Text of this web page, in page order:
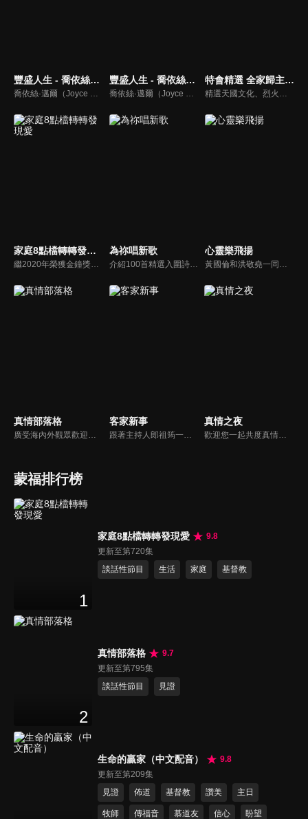
豐盛人生 - 喬依絲邁爾（中文配音）
喬依絲·邁爾（Joyce Meyer）講求聖經的實際應用，講道風格幽默且平易近人。她也是紐約時報暢銷書排行第一名的作家，撰寫近九十本啟發人心的書籍，包括暢銷書《心思的戰場》、《如何管理你的情緒》、《拒絕的根》、《自在作自己》、《成功作自己》
豐盛人生 - 喬依絲邁爾
喬依絲·邁爾（Joyce Meyer）講求聖經的實際應用，講道風格幽默且平易近人。她也是紐約時報暢銷書排行第一名的作家，撰寫近九十本啟發人心的書籍，包括暢銷書《心思的戰場》、《如何管理你的情緒》、《拒絕的根》、《自在作自己》、《成功作自己》
特會精選 全家歸主有良方
精選天國文化、烈火特會、超自然大能與使徒性教會等特會，幫助我們更加明白神的心意，好讓我們的生命能走在神的道路上進入命定。
家庭8點檔轉轉發現愛
繼2020年榮獲金鐘獎「生活風格節目主持人獎」，2021年再度入圍，從真理出發的家庭談話性節目，針對現代婚姻家庭議題讓您輕鬆掌握關注方向。
為祢唱新歌
介紹100首精選入圍詩歌及創作新秀；以及資深詩歌創作人及知名基督徒藝人，如巫啟賢、張芸京、TANK、盛曉玫等。分享他們的創作故事，或感動他們的一首詩歌。一起唱新歌，來為主打歌。
心靈樂飛揚
黃國倫和洪敬堯一同至心靈樂飛揚分享流行音樂和詩歌的不同處，兩人在節目中更分享影響他們或深具意義的歌曲，節目中演唱了我願意、每天愛你多一些、眼淚、愛是最美的事情、不住感謝不停讚美、愛常常喜樂等動人好聽的歌曲。
真情部落格
廣受海內外觀眾歡迎的真情部落格，是以見證故事為主軸的訪談節目，由知名主播夏嘉璐主持，莊信德牧師、黃國倫牧師回應，來賓在節目中自在的暢談自己的生命歷程，這些最真實的生命見證也幫助許多人走出低谷。
客家新事
跟著主持人郎祖筠一起關心客家事，體驗客家文化之美，透過見證分享一同經歷上帝的恩典。
真情之夜
歡迎您一起共度真情之夜，透過見證、詩歌讓我們一同進入在這個城市裡，許許多多的真情故事、真情人生。
蒙福排行榜
1
家庭8點檔轉轉發現愛
9.8
更新至第720集
談話性節目
生活 家庭 基督教
2
真情部落格
9.7
更新至第795集
談話性節目
見證
生命的贏家（中文配音）
9.8
更新至第209集
見證
佈道 基督教 讚美 主日
牧師 傳福音 慕道友 信心 盼望